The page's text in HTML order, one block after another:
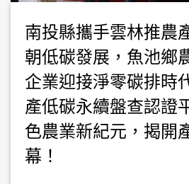
南投縣攜手雲林推農
朝低碳發展，魚池鄉
企業迎接淨零碳排時
產低碳永續盤查認證
色農業新紀元，揭開
幕！